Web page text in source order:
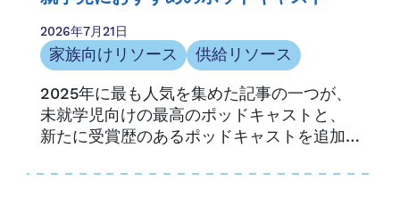
2026年7月21日
家族向けリソース
供給リソース
2025年に最も人気を集めた記事の一つが、
未就学児向けの最高のポッドキャストと、
新たに受賞歴のあるポッドキャストを追加
る前、あるいは….